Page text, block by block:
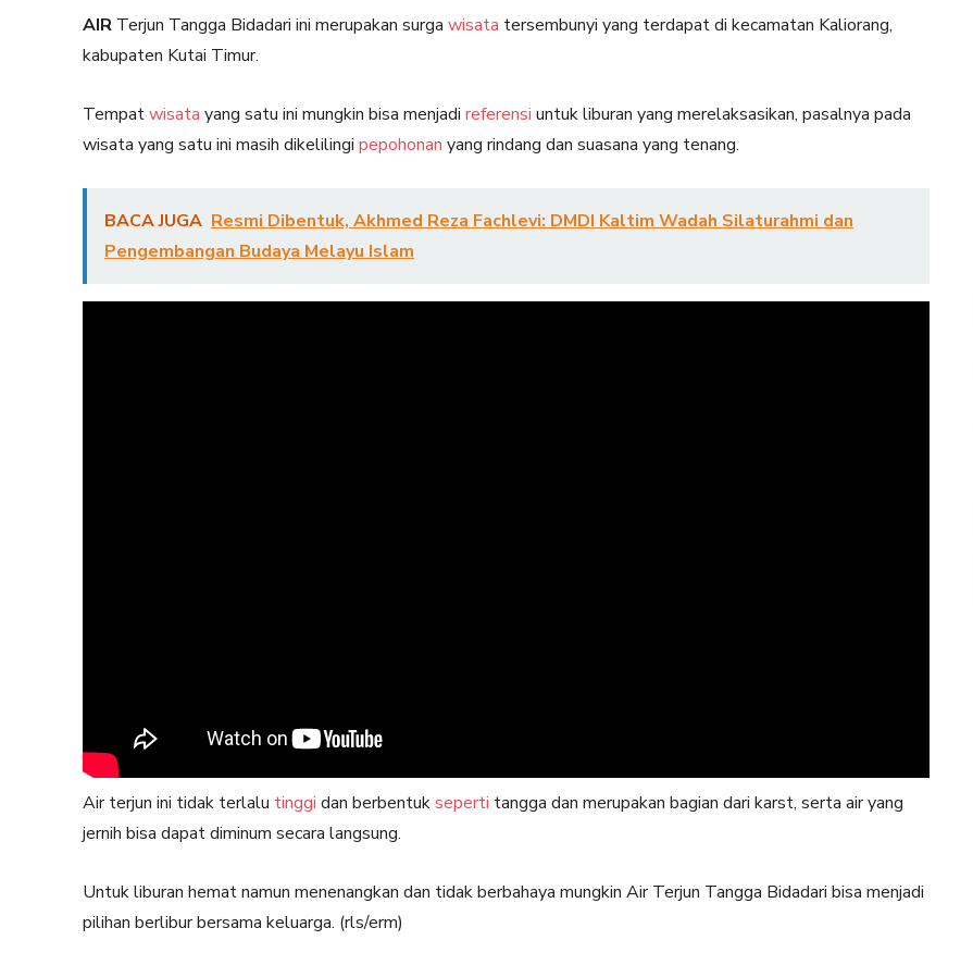
AIR Terjun Tangga Bidadari ini merupakan surga wisata tersembunyi yang terdapat di kecamatan Kaliorang,
kabupaten Kutai Timur.
Tempatwisata yang satu ini mungkin bisa menjadi referensi untuk liburan yang merelaksasikan, pasalnya pada
wisata yang satu ini masih dikelilingi pepohonan yang rindang dan suasana yang tenang.
BACA JUGA Resmi Dibentuk, Akhmed Reza Fachlevi: DMDI Kaltim Wadah Silaturahmi dan
Pengembangan Budaya Melayu Islam
Air terjun ini tidak terlalu tinggi dan berbentukseperti tangga dan merupakan bagian dari karst, serta air yang
jernih bisa dapat diminum secara langsung.
Untuk liburan hemat namun menenangkan dan tidak berbahaya mungkin Air Terjun Tangga Bidadari bisa menjadi
pilihan berlibur bersama keluarga. (rls/erm)